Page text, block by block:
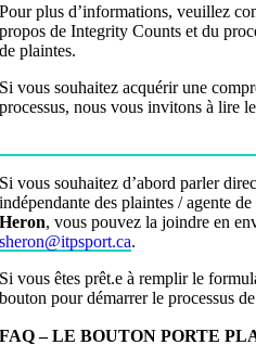
Pour plus d’informations, veuillez
propos de Integrity Counts et du
de plaintes.
Si vous souhaitez acquérir une
processus, nous vous invitons à lire
Si vous souhaitez d’abord parler
indépendante des plaintes / agente
Heron, vous pouvez la joindre en
sheron@itpsport.ca.
Si vous êtes prêt.e à remplir le
bouton pour démarrer le processus
FAQ – LE BOUTON PORTE